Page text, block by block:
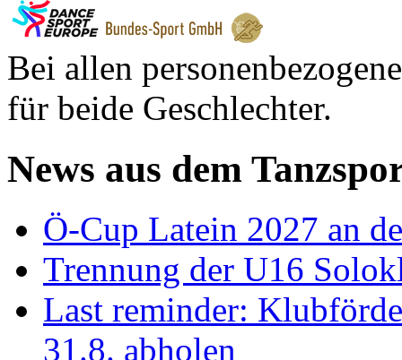
Bei allen
für beide Geschlechter.
News aus dem
Ö-Cup Latein 2027 an
Trennung der U16
Last reminder:
31.8. abholen